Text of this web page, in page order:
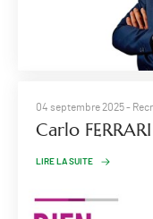
04 septembre 2025-
Carlo
LIRE LA SUITE